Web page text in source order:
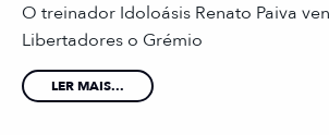
O treinador Idoloásis Renato Paiva
Libertadores o Grémio
LER MAIS...